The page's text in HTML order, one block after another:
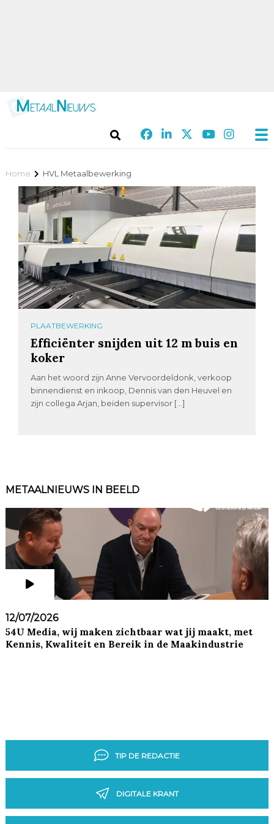
Home HVL Metaalbewerking
PLAATBEWERKING
Efficiënter snijden uit 12 m buis en
koker
Aan het woord zijn Anne Vervoordeldonk, verkoop
binnendienst en inkoop, Dennis van den Heuvel en
zijn collega Arjan, beiden supervisor […]
METAALNIEUWS IN BEELD
12/07/2026
54U Media, wij maken zichtbaar wat jij maakt, met
Kennis, Kwaliteit en Bereik in de Maakindustrie
TIP DE REDACTIE
DIGITALE KRANT